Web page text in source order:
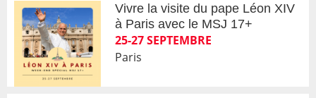
Vivre la visite du pape Léon XIV
à Paris avec le MSJ 17+
25-27 SEPTEMBRE
Paris